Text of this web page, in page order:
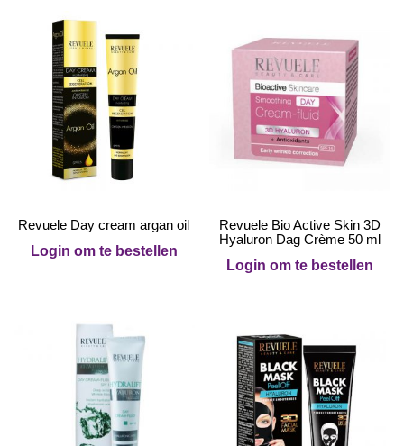
Revuele Day cream argan oil
Login om te bestellen
Revuele Bio Active Skin 3D
Hyaluron Dag Crème 50 ml
Login om te bestellen